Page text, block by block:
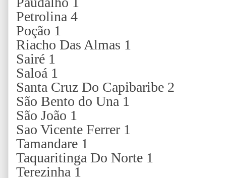
Petrolina 4
Poção 1
Riacho Das Almas 1
Sairé 1
Saloá 1
Santa Cruz Do Capibaribe 2
São Bento do Una 1
São João 1
Sao Vicente Ferrer 1
Tamandare 1
Taquaritinga Do Norte 1
Terezinha 1